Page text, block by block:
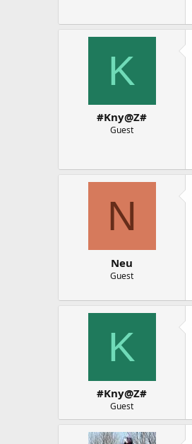
K
#Kny@Z#
Guest
N
Neu
Guest
K
#Kny@Z#
Guest